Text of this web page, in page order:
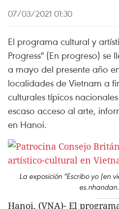
07/03/2021 01:30
El programa cultural y
Progress" (En progreso)
a mayo del presente año
localidades de Vietnam a
culturales típicos
escaso acceso al arte,
en Hanoi.
La exposición "Escribo yo (en
Hanoi, (VNA)- El